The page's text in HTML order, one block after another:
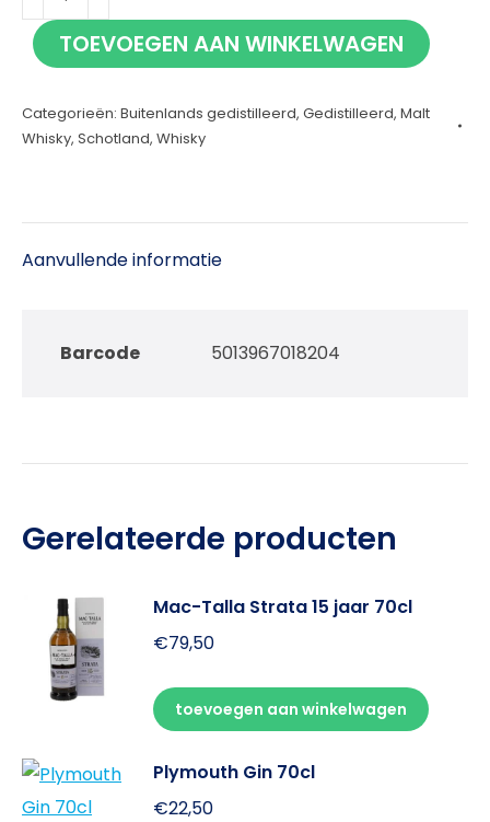
Warehouse
2
70cl
TOEVOEGEN AAN WINKELWAGEN
Categorieën: Buitenlands gedistilleerd, Gedistilleerd, Malt
Whisky, Schotland, Whisky
Aanvullende informatie
Barcode 5013967018204
Gerelateerde producten
Mac-Talla Strata 15 jaar 70cl
€79,50
toevoegen aan winkelwagen
Plymouth Gin 70cl
€22,50